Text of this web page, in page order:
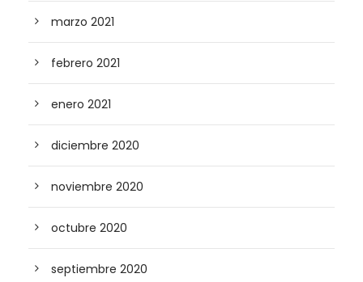
marzo 2021
febrero 2021
enero 2021
diciembre 2020
noviembre 2020
octubre 2020
septiembre 2020